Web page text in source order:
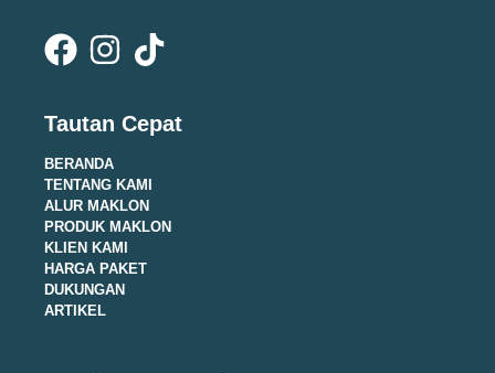
Tautan Cepat
BERANDA
TENTANG KAMI
ALUR MAKLON
PRODUK MAKLON
KLIEN KAMI
HARGA PAKET
DUKUNGAN
ARTIKEL